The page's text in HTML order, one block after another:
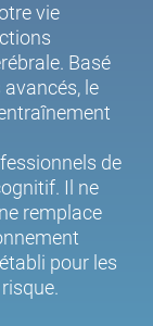
vie
Basé
le
de
Il ne
remplace
pour les